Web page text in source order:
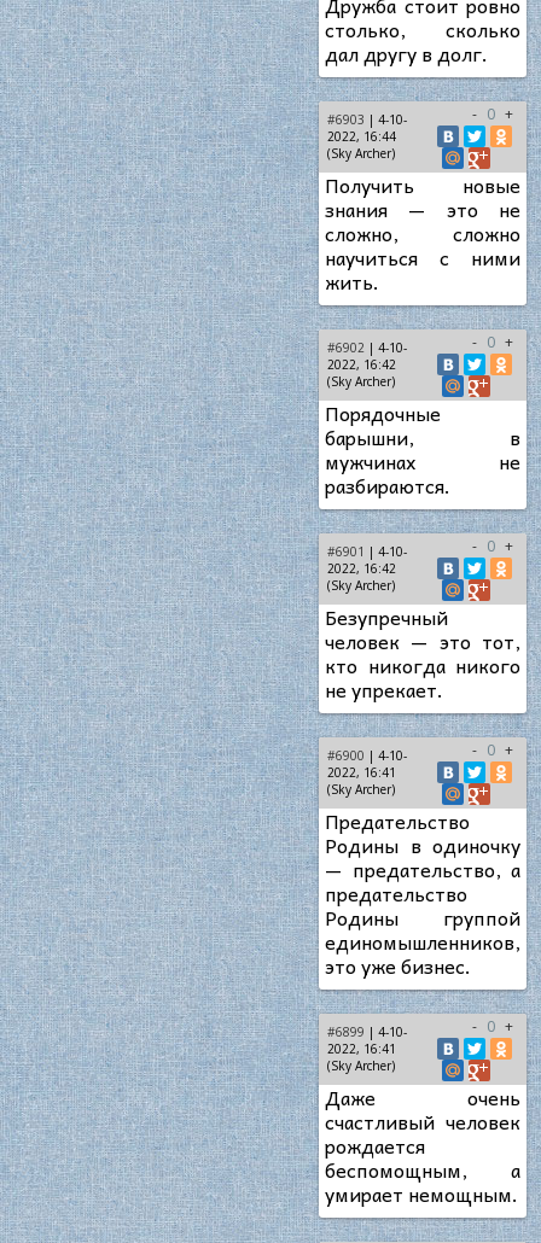
столько, сколько
дал другу в долг.
#6903 | 4-10-
2022, 16:44
(Sky Archer)
- 0 +
Получить новые
знания — это не
сложно, сложно
научиться с ними
жить.
#6902 | 4-10-
2022, 16:42
(Sky Archer)
- 0 +
Порядочные
барышни, в
мужчинах не
разбираются.
#6901 | 4-10-
2022, 16:42
(Sky Archer)
- 0 +
Безупречный
человек — это тот,
кто никогда никого
не упрекает.
#6900 | 4-10-
2022, 16:41
(Sky Archer)
- 0 +
Предательство
Родины в одиночку
— предательство, а
предательство
Родины группой
единомышленников,
это уже бизнес.
#6899 | 4-10-
2022, 16:41
(Sky Archer)
- 0 +
Даже очень
счастливый человек
рождается
беспомощным, а
умирает немощным.